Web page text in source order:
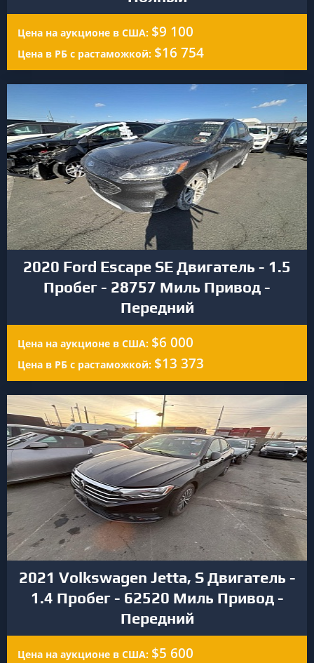
Цена на аукционе в США: $9 100
Цена в РБ с растаможкой: $16 754
2020 Ford Escape SE Двигатель - 1.5
Пробег - 28757 Миль Привод -
Передний
Цена на аукционе в США: $6 000
Цена в РБ с растаможкой: $13 373
2021 Volkswagen Jetta, S Двигатель -
1.4 Пробег - 62520 Миль Привод -
Передний
Цена на аукционе в США: $5 600